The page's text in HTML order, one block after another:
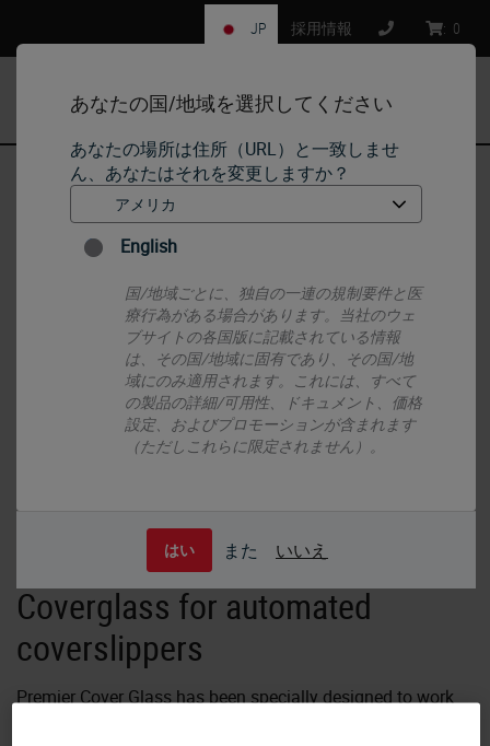
JP
あなたの国/地域を選択してください
あなたの場所は住所（URL）と一致しませ
ん、あなたはそれを変更しますか？
English
国/地域ごとに、独自の一連の規制要件と医
療行為がある場合があります。当社のウェ
ブサイトの各国版に記載されている情報
は、その国/地域に固有であり、その国/地
域にのみ適用されます。これには、すべて
の製品の詳細/可用性、ドキュメント、価格
設定、およびプロモーションが含まれます
（ただしこれらに限定されません）。
はい また いいえ
採用情報 : 0
Histology Consumables Slides & Coverglass
Coverglass for automated coverslippers
Coverglass for automated
coverslippers
Premier Cover Glass has been specially designed to work